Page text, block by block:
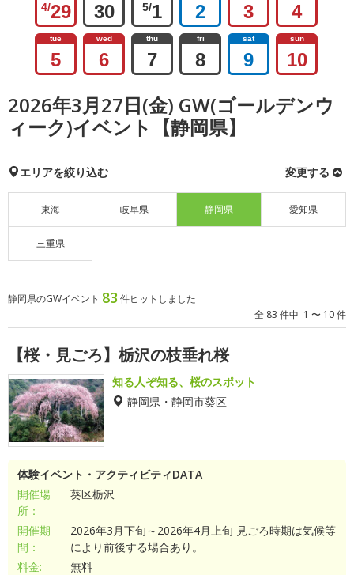
4/29 30 5/1 2 3 4
tue
5
wed
6
thu
7
fri
8
sat
9
sun
10
2026年3月27日(金) GW(ゴールデンウ
ィーク)イベント【静岡県】
エリアを絞り込む 変更する
東海 岐阜県 静岡県 愛知県
三重県
静岡県のGWイベント 83 件ヒットしました
全 83 件中 1 〜 10 件
【桜・見ごろ】栃沢の枝垂れ桜
知る人ぞ知る、桜のスポット
静岡県・静岡市葵区
体験イベント・アクティビティDATA
開催場
所：
葵区栃沢
開催期
間：
2026年3月下旬～2026年4月上旬 見ごろ時期は気候等
により前後する場合あり。
料金:
無料